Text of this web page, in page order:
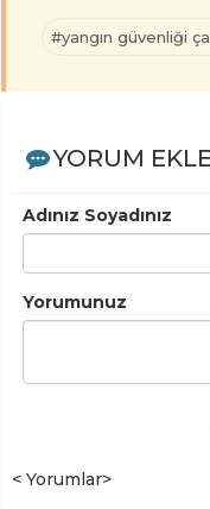
#yangın güvenliği
YORUM EKLE
Adınız Soyadınız
Yorumunuz
< Yorumlar>